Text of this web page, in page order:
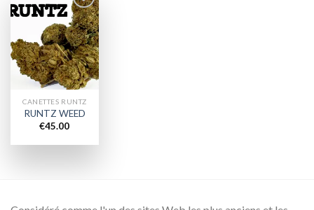
Add to
wishlist
CANETTES RUNTZ
RUNTZ WEED
€45.00